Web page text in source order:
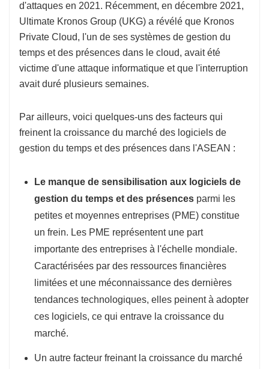
d'attaques en 2021. Récemment, en décembre 2021,
Ultimate Kronos Group (UKG) a révélé que Kronos
Private Cloud, l'un de ses systèmes de gestion du
temps et des présences dans le cloud, avait été
victime d'une attaque informatique et que l'interruption
avait duré plusieurs semaines.
Par ailleurs, voici quelques-uns des facteurs qui
freinent la croissance du marché des logiciels de
gestion du temps et des présences dans l'ASEAN :
Le manque de sensibilisation aux logiciels de
gestion du temps et des présences parmi les
petites et moyennes entreprises (PME) constitue
un frein. Les PME représentent une part
importante des entreprises à l'échelle mondiale.
Caractérisées par des ressources financières
limitées et une méconnaissance des dernières
tendances technologiques, elles peinent à adopter
ces logiciels, ce qui entrave la croissance du
marché.
Un autre facteur freinant la croissance du marché